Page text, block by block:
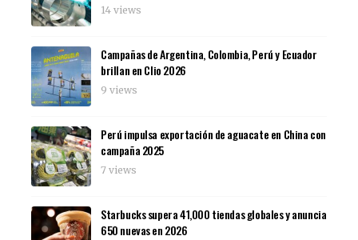
14 views
Campañas de Argentina, Colombia, Perú y Ecuador
brillan en Clio 2026
9 views
Perú impulsa exportación de aguacate en China con
campaña 2025
7 views
Starbucks supera 41,000 tiendas globales y anuncia
650 nuevas en 2026